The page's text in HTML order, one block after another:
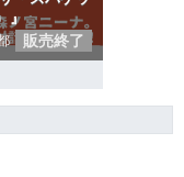
』
販売終了